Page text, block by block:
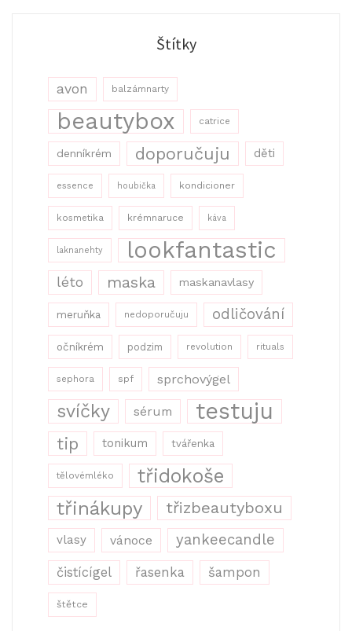
Štítky
avon balzámnarty
beautybox catrice
denníkrém doporučuju děti
essence houbička kondicioner
kosmetika krémnaruce káva
laknanehty lookfantastic
léto maska maskanavlasy
meruňka nedoporučuju odličování
očníkrém podzim revolution rituals
sephora spf sprchovýgel
svíčky sérum testuju
tip tonikum tvářenka
tělovémléko
třidokoše
třinákupy
třizbeautyboxu
vlasy vánoce yankeecandle
čistícígel řasenka šampon
štětce